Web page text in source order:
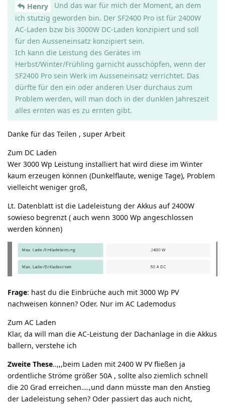
Henry
Und das war für mich der Moment, an dem
ich stutzig geworden bin. Der SF2400 Pro ist für 2400W
AC-Laden bzw bis 3000W DC-Laden konzipiert und soll
für den Ausseneinsatz konzipiert sein.
Ich kann die Leistung des Gerätes im
Herbst/Winter/Frühling garnicht ausschöpfen, wenn der
SF2400 Pro sein Werk im Ausseneinsatz verrichtet. Das
dürfte für den ein oder anderen User durchaus zum
Problem werden, will man doch in der dunklen Jahreszeit
alles ernten was es zu ernten gibt.
Danke für das Teilen , super Arbeit
Zum DC Laden
Wer 3000 Wp Leistung installiert hat wird diese im Winter
kaum erzeugen können (Dunkelflaute, wenige Tage), Problem
vielleicht weniger groß,
Lt. Datenblatt ist die Ladeleistung der Akkus auf 2400W
sowieso begrenzt ( auch wenn 3000 Wp angeschlossen
werden können)
Frage: hast du die Einbrüche auch mit 3000 Wp PV
nachweisen können? Oder. Nur im AC Lademodus
Zum AC Laden
Klar, da will man die AC-Leistung der Dachanlage in die Akkus
ballern, verstehe ich
Zweite These..,,,beim Laden mit 2400 W PV fließen ja
ordentliche Ströme größer 50A , sollte also ziemlich schnell
die 20 Grad erreichen….,und dann müsste man den Anstieg
der Ladeleistung sehen? Oder passiert das auch nicht,